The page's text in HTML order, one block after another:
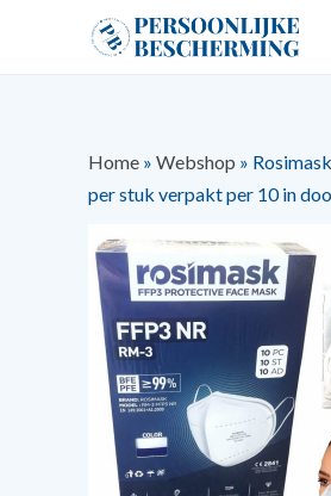
Home » Webshop »
per stuk verpakt per 10 in